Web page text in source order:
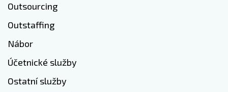
Outsourcing
Outstaffing
Nábor
Účetnické služby
Ostatní služby